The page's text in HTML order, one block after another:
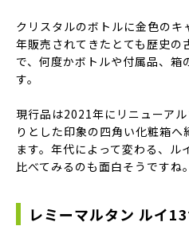
クリスタルのボトルに金色のキ
年販売されてきたとても歴史の
で、何度かボトルや付属品、箱
す。
現行品は2021年にリニューア
りとした印象の四角い化粧箱
ます。年代によって変わる、
比べてみるのも面白そうですね。
レミーマルタン ルイ